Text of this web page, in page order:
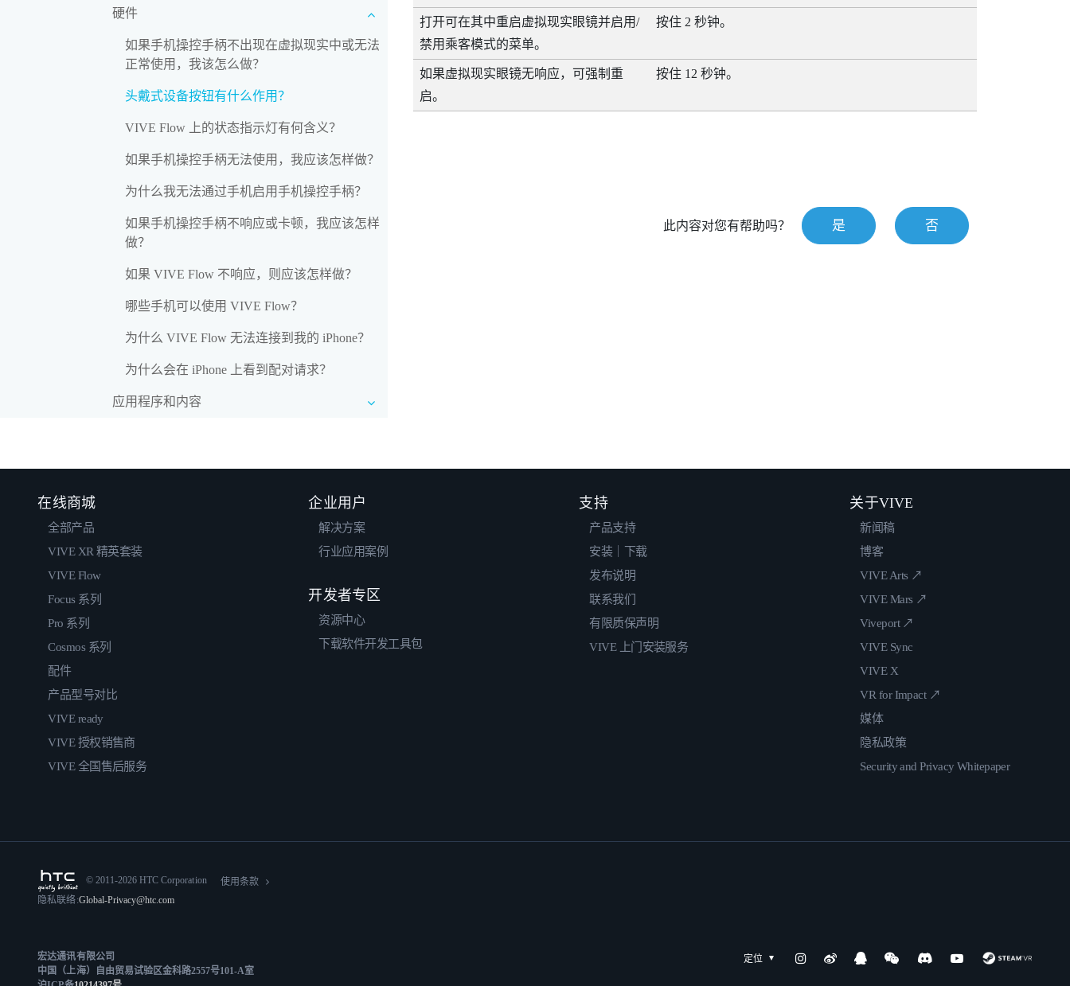
硬件
如果手机操控手柄不出现在虚拟现实中或无法
正常使用，我该怎么做？
头戴式设备按钮有什么作用？
VIVE Flow 上的状态指示灯有何含义？
如果手机操控手柄无法使用，我应该怎样做？
为什么我无法通过手机启用手机操控手柄？
如果手机操控手柄不响应或卡顿，我应该怎样
做？
如果 VIVE Flow 不响应，则应该怎样做？
哪些手机可以使用 VIVE Flow？
为什么 VIVE Flow 无法连接到我的 iPhone？
为什么会在 iPhone 上看到配对请求？
应用程序和内容
打开可在其中重启虚拟现实眼镜并启用/
禁用乘客模式的菜单。
按住 2 秒钟。
如果虚拟现实眼镜无响应，可强制重
启。
按住 12 秒钟。
此内容对您有帮助吗？ 是 否
在线商城
全部产品
VIVE XR 精英套装
VIVE Flow
Focus 系列
Pro 系列
Cosmos 系列
配件
产品型号对比
VIVE ready
VIVE 授权销售商
VIVE 全国售后服务
企业用户
解决方案
行业应用案例
开发者专区
资源中心
下载软件开发工具包
支持
产品支持
安装｜下载
发布说明
联系我们
有限质保声明
VIVE 上门安装服务
关于VIVE
新闻稿
博客
VIVE Arts ↗
VIVE Mars ↗
Viveport ↗
VIVE Sync
VIVE X
VR for Impact ↗
媒体
隐私政策
Security and Privacy Whitepaper
定位
© 2011-2026 HTC Corporation
使用条款
隐私联络:Global-Privacy@htc.com
宏达通讯有限公司
中国（上海）自由贸易试验区金科路2557号101-A室